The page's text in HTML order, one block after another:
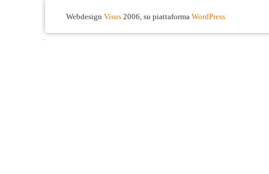
Webdesign Visus 2006, su piattaforma WordPress